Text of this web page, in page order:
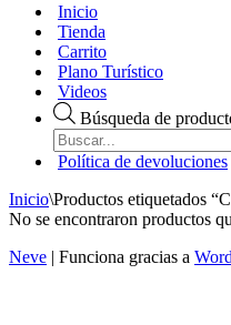
Inicio
Tienda
Carrito
Plano Turístico
Videos
Búsqueda de
Política de devoluciones
Inicio\Productos etiquetados
No se encontraron productos
Neve | Funciona gracias a